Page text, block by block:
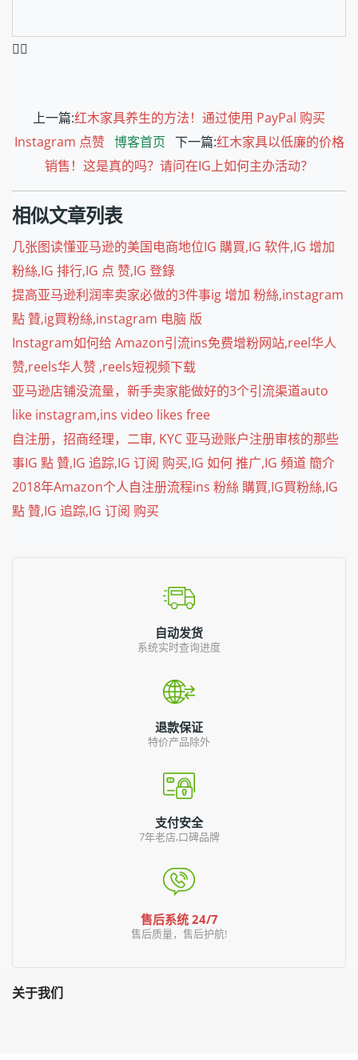
❤️‍🔥
上一篇:红木家具养生的方法！通过使用 PayPal 购买
Instagram 点赞 博客首页 下一篇:红木家具以低廉的价格
销售！这是真的吗？请问在IG上如何主办活动？
相似文章列表
几张图读懂亚马逊的美国电商地位IG 購買,IG 软件,IG 增加
粉絲,IG 排行,IG 点 赞,IG 登錄
提高亚马逊利润率卖家必做的3件事ig 增加 粉絲,instagram
點 贊,ig買粉絲,instagram 电脑 版
Instagram如何给 Amazon引流ins免费增粉网站,reel华人
赞,reels华人赞 ,reels短视频下载
亚马逊店铺没流量，新手卖家能做好的3个引流渠道auto
like instagram,ins video likes free
自注册，招商经理，二审, KYC 亚马逊账户注册审核的那些
事IG 點 贊,IG 追踪,IG 订阅 购买,IG 如何 推广,IG 頻道 簡介
2018年Amazon个人自注册流程ins 粉絲 購買,IG買粉絲,IG
點 贊,IG 追踪,IG 订阅 购买
自动发货
系统实时查询进度
退款保证
特价产品除外
支付安全
7年老店,口碑品牌
售后系统 24/7
售后质量，售后护航!
关于我们